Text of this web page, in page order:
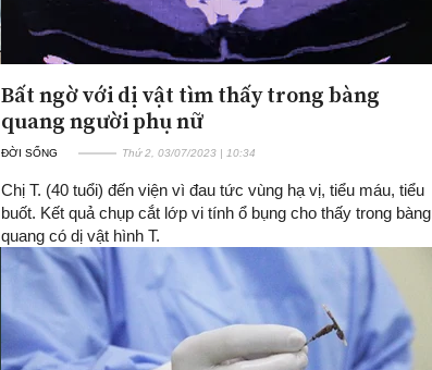
Bất ngờ với dị vật tìm thấy trong bàng
quang người phụ nữ
ĐỜI SỐNG Thứ 2, 03/07/2023 | 10:34
Chị T. (40 tuổi) đến viện vì đau tức vùng hạ vị, tiểu máu, tiểu
buốt. Kết quả chụp cắt lớp vi tính ổ bụng cho thấy trong bàng
quang có dị vật hình T.